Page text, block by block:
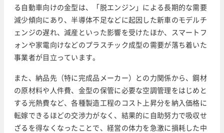
る自動車向けの金型は、「脱エンジン」による長期的な需要
減少傾向にあり、半導体不足などに起因した新車のモデルチ
ェンジの遅れ、減産といった影響を受けたほか、スマートフ
ォンや家電向けなどのプラスチック成型の需要が落ち着いた
事業者が目立っています。
また、納品先（特に完成品メーカー）との力関係から、鋼材
の原材料や人件費、金型の保管に必要な空調管理をはじめと
する光熱費など、各種製造工程のコスト上昇分を納入価格に
転嫁できるほどの交渉力がなく、結果的に自助努力で吸収せ
ざるを得なくなったことで、経営の体力を急激に損耗した中